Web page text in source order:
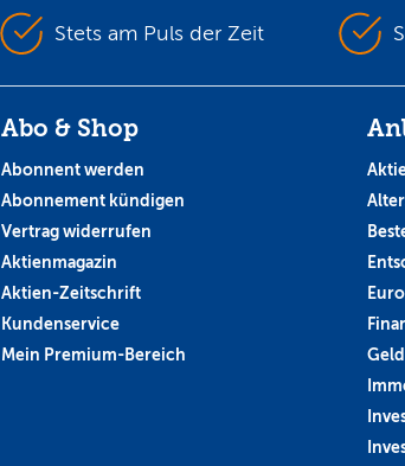
Stets am Puls der Zeit
Abo & Shop
Abonnent werden
Abonnement kündigen
Vertrag widerrufen
Aktienmagazin
Aktien-Zeitschrift
Kundenservice
Mein Premium-Bereich